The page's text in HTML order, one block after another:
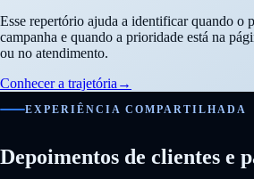
Esse repertório ajuda a identificar quando o
campanha e quando a prioridade está na
ou no atendimento.
Conhecer a trajetória →
EXPERIÊNCIA COMPARTILHADA
Depoimentos de clientes e